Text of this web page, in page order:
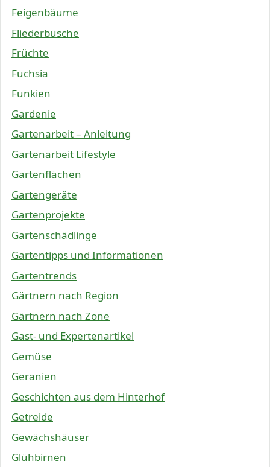
Feigenbäume
Fliederbüsche
Früchte
Fuchsia
Funkien
Gardenie
Gartenarbeit – Anleitung
Gartenarbeit Lifestyle
Gartenflächen
Gartengeräte
Gartenprojekte
Gartenschädlinge
Gartentipps und Informationen
Gartentrends
Gärtnern nach Region
Gärtnern nach Zone
Gast- und Expertenartikel
Gemüse
Geranien
Geschichten aus dem Hinterhof
Getreide
Gewächshäuser
Glühbirnen